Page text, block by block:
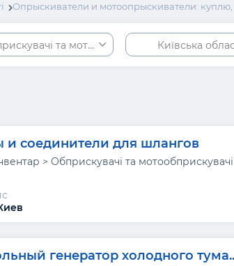
Опрыскиватели и мотоопрыскиватели:
та мотообприскувачіКиївська
и соединители для шлангов
> Обприскувачі та мотообприскувачі
генератор холодного